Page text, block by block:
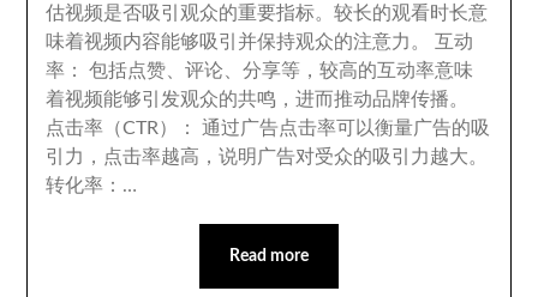
估视频是否吸引观众的重要指标。较长的观看时长意
味着视频内容能够吸引并保持观众的注意力 。
互动
率 ：包括点赞 、评论 、分享等 ，较高的互动率意味
着视频能够引发观众的共鸣 ，进而推动品牌传播。
点击率（CTR）
：通过广告点击率可以衡量广告的吸
引力 ， 点击率越高 ，说明广告对受众的吸引力越大。
转化率 ：…
Read more